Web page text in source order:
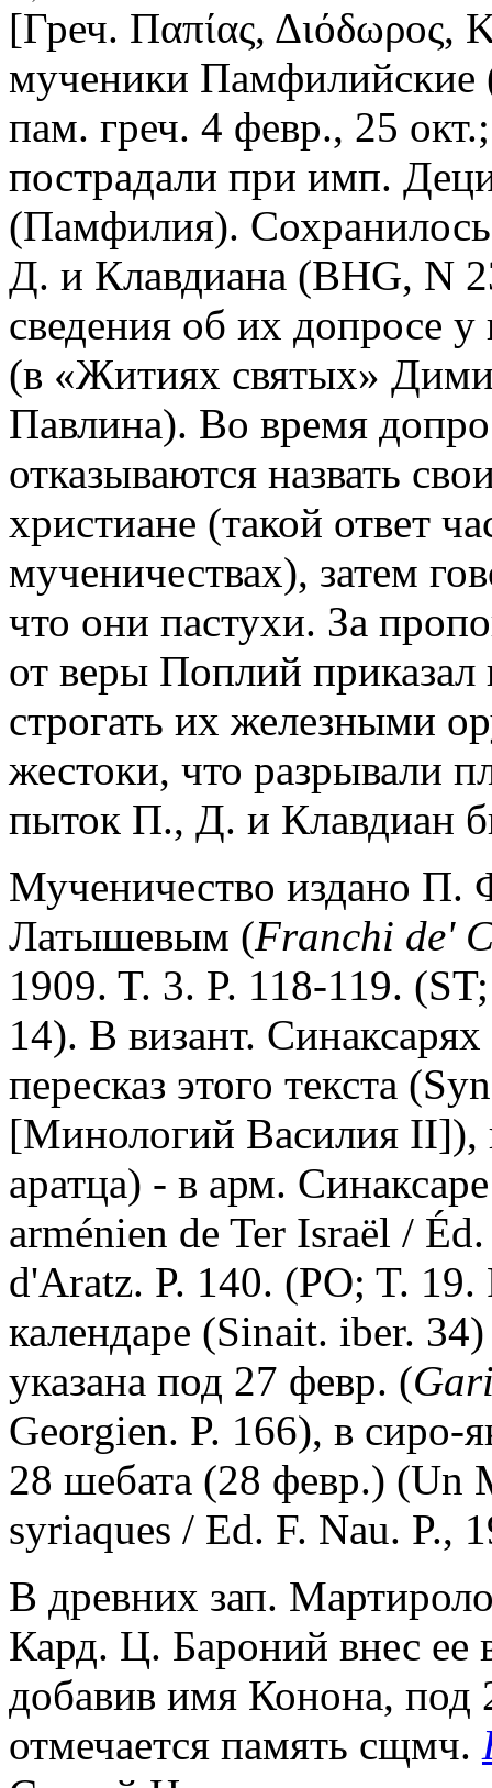
[Греч. Παπίας, Διόδωρος,
мученики Памфилийские
пам. греч. 4 февр., 25
пострадали при имп.
(Памфилия).
Д. и Клавдиана (ВHG, N
сведения об их допросе
(в «Житиях святых»
Павлина). Во время
отказываются назвать
христиане (такой ответ
мученичествах), затем
что они пастухи. За
от веры Поплий
строгать их железными
жестоки, что разрывали
пыток П., Д. и Клавдиан
Мученичество издано П.
Латышевым (Franchi de'
1909. T. 3. P. 118-119.
14). В визант.
пересказ этого текста
[Минологий Василия II]),
аратца) - в арм.
arménien de Ter Israël /
d'Aratz. P. 140. (PO; T. 19.
календаре (Sinait. iber.
указана под 27 февр. (
Georgien. P. 166), в сиро-
28 шебата (28 февр.) (Un
syriaques / Ed. F. Nau. P.,
В древних зап.
Кард. Ц. Бароний внес ее
добавив имя Конона, под
отмечается память сщмч.